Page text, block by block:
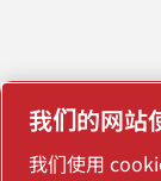
我们的网站
我们使用